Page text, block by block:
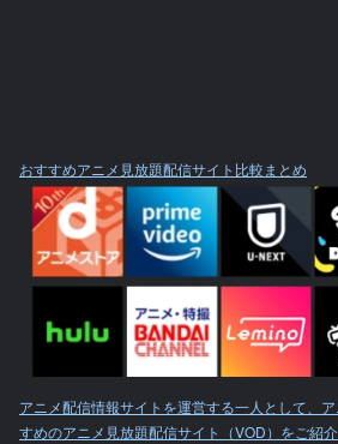
おすすめアニメ見放題配信サイト比較まとめ
アニメ配信情報サイトを運営する一人として、
すめのアニメ見放題配信サイト（VOD）をご紹介